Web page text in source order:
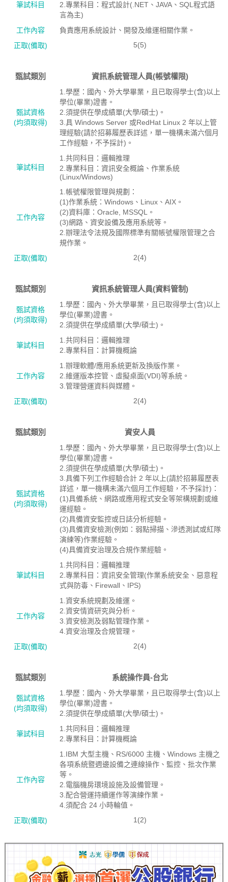
筆試科目
2.專業科目：程式設計(.NET、JAVA、SQL程式語
言為主)
工作內容
負責應用系統設計、開發及維運相關作業。
正取(備取)
5(5)
甄試類別 資訊系統管理人員(帳號權限)
甄試資格
(均須取得)
1.學歷：國內、外大學畢業，且已取得學士(含)以上
學位(畢業)證書。
2.須提供在學成績單(大學/碩士)。
3.具 Windows Server 或RedHat Linux 2 年以上管
理經驗(請於招募履歷表詳述，單一機構未滿六個月
工作經驗，不予採計)。
筆試科目
1.共同科目：邏輯推理
2.專業科目：資訊安全概論、作業系統
(Linux/Windows)
工作內容
1.帳號權限管理與規劃：
(1)作業系統：Windows、Linux、AIX。
(2)資料庫：Oracle, MSSQL。
(3)網路、資安設備及應用系統等。
2.辦理法令法規及國際標準有關帳號權限管理之合
規作業。
正取(備取)
2(4)
甄試類別 資訊系統管理人員(資料管制)
甄試資格
(均須取得)
1.學歷：國內、外大學畢業，且已取得學士(含)以上
學位(畢業)證書。
2.須提供在學成績單(大學/碩士)。
筆試科目
1.共同科目：邏輯推理
2.專業科目：計算機概論
工作內容
1.辦理軟體/應用系統更新及換版作業。
2.維運版本控管、虛擬桌面(VDI)等系統。
3.管理營運資料與媒體。
正取(備取)
2(4)
甄試類別 資安人員
甄試資格
(均須取得)
1.學歷：國內、外大學畢業，且已取得學士(含)以上
學位(畢業)證書。
2.須提供在學成績單(大學/碩士)。
3.具備下列工作經驗合計 2 年以上(請於招募履歷表
詳述，單一機構未滿六個月工作經驗，不予採計)：
(1)具備系統、網路或應用程式安全等架構規劃或維
運經驗。
(2)具備資安監控或日誌分析經驗。
(3)具備資安檢測(例如：弱點掃描、滲透測試或紅隊
演練等)作業經驗。
(4)具備資安治理及合規作業經驗。
筆試科目
1.共同科目：邏輯推理
2.專業科目：資訊安全管理(作業系統安全、惡意程
式與防毒、Firewall、IPS)
工作內容
1.資安系統規劃及維運。
2.資安情資研究與分析。
3.資安檢測及弱點管理作業。
4.資安治理及合規管理。
正取(備取)
2(4)
甄試類別 系統操作員-台北
甄試資格
(均須取得)
1.學歷：國內、外大學畢業，且已取得學士(含)以上
學位(畢業)證書。
2.須提供在學成績單(大學/碩士)。
筆試科目
1.共同科目：邏輯推理
2.專業科目：計算機概論
工作內容
1.IBM 大型主機、RS/6000 主機、Windows 主機之
各項系統暨週邊設備之連線操作、監控、批次作業
等。
2.電腦機房環境設施及設備管理。
3.配合營運持續運作等演練作業。
4.須配合 24 小時輪值。
正取(備取)
1(2)